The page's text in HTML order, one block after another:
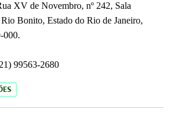
XV de Novembro, nº 242, Sala
Bonito, Estado do Rio de Janeiro,
000.
99563-2680